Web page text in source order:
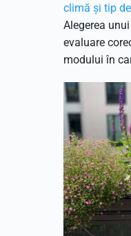
climă și tip
Alegerea
evaluare
modului în